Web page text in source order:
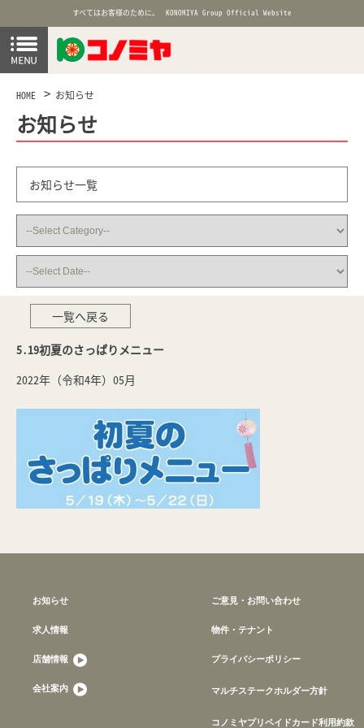
すべてはお客様のために。 KONOMIYA Group Official Website
HOME お知らせ
お知らせ
お知らせ一覧
一覧へ戻る
5.19初夏のさっぱりメニュー
2022年（令和4年）05月
お知らせ
求人情報
店舗情報
会社案内
ご意見・お問い合わせ
物件・テナント
プライバシーポリシー
マルチステークホルダー方針
コノミヤプリペイドカード利用約款